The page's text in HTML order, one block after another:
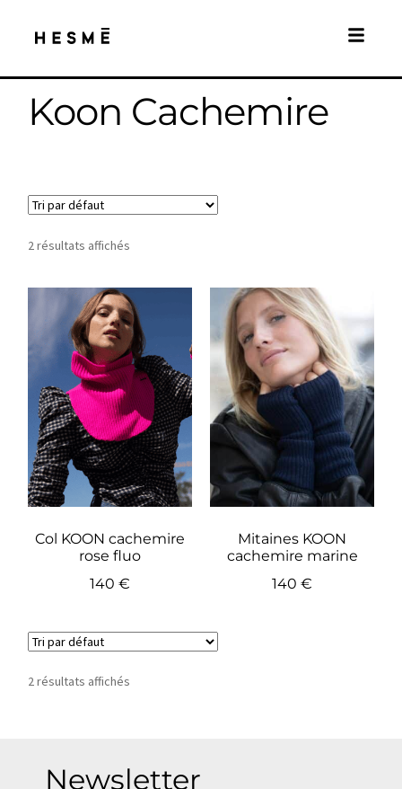
Koon Cachemire
2 résultats affichés
Col KOON cachemire
rose fluo
140 €
Mitaines KOON
cachemire marine
140 €
2 résultats affichés
Newsletter